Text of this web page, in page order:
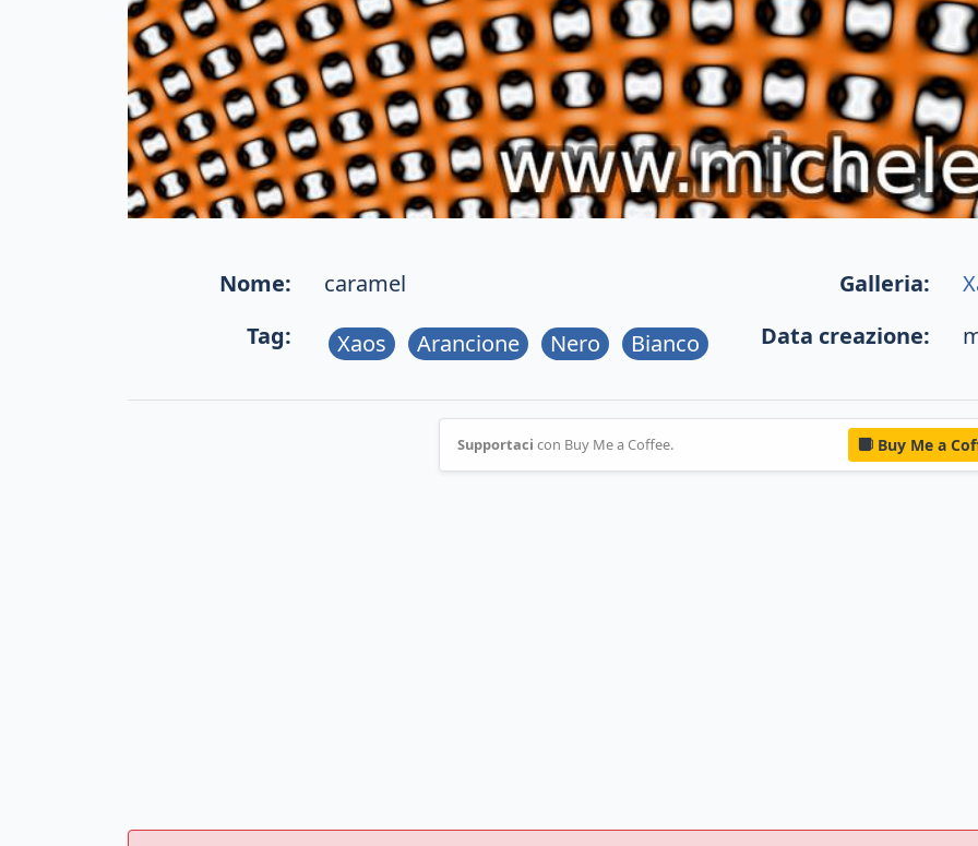
Nome: caramel Galleria:
Tag:
Xaos Arancione Nero Bianco Data creazione:
Supportaci con Buy Me a Coffee. Buy Me a